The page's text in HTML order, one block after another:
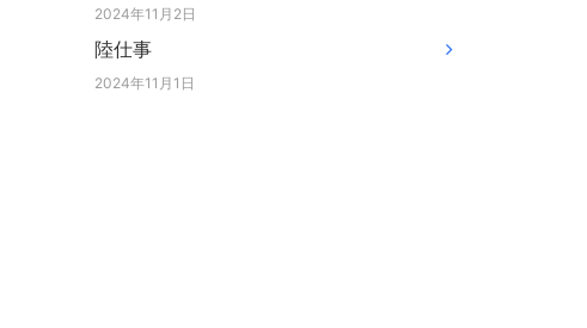
2024年11月2日
陸仕事
2024年11月1日